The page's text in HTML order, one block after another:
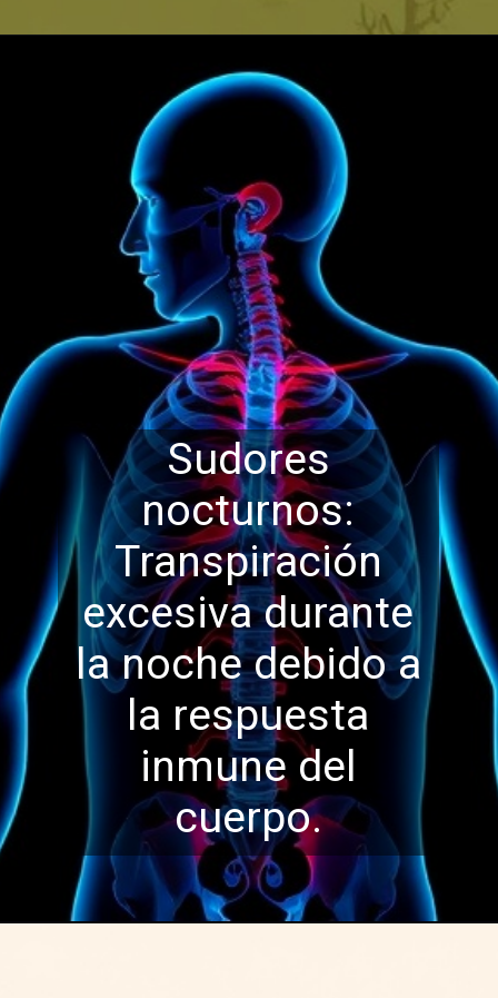
Sudores
nocturnos:
Transpiración
excesiva durante
la noche debido a
la respuesta
inmune del
cuerpo.